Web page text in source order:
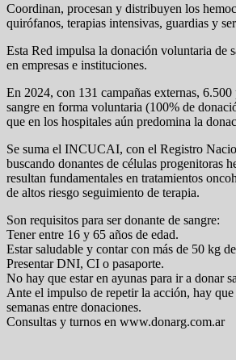
Coordinan, procesan y distribuyen los
quirófanos, terapias intensivas, guardias y
Esta Red impulsa la donación voluntaria de
en empresas e instituciones.
En 2024, con 131 campañas externas, 6.500
sangre en forma voluntaria (100% de
que en los hospitales aún predomina la
Se suma el INCUCAI, con el Registro
buscando donantes de células progenitoras
resultan fundamentales en tratamientos
de altos riesgo seguimiento de terapia.
Son requisitos para ser donante de sangre:
Tener entre 16 y 65 años de edad.
Estar saludable y contar con más de 50 kg
Presentar DNI, CI o pasaporte.
No hay que estar en ayunas para ir a donar
Ante el impulso de repetir la acción, hay que
semanas entre donaciones.
Consultas y turnos en www.donarg.com.ar